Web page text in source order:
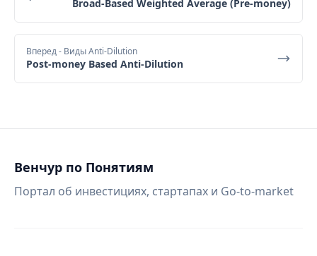
Broad-Based Weighted Average (Pre-money)
Вперед- Виды Anti-Dilution
Post-money Based Anti-Dilution
Венчур по Понятиям
Портал об инвестициях, стартапах и Go-to-market